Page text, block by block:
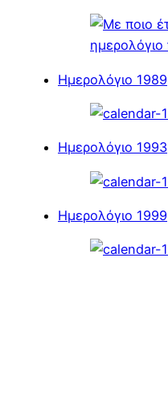
Ημερολόγιο 1989
Ημερολόγιο 1993
Ημερολόγιο 1999